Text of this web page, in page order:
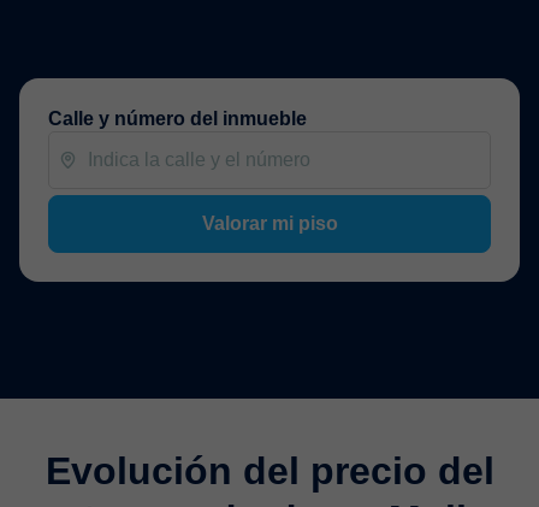
Calle y número del inmueble
Valorar mi piso
Evolución del precio del